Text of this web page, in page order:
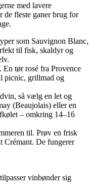
med lavere
de fleste ganer brug for
som Sauvignon Blanc,
til fisk, skaldyr og
tør rosé fra Provence
picnic, grillmad og
så vælg en let og
(Beaujolais) eller en
– omkring 14–16
til. Prøv en frisk
Crémant. De fungerer
vinbønder sig